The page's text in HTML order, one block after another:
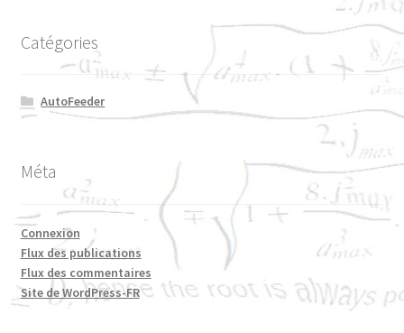
Catégories
AutoFeeder
Méta
Connexion
Flux des publications
Flux des commentaires
Site de WordPress-FR